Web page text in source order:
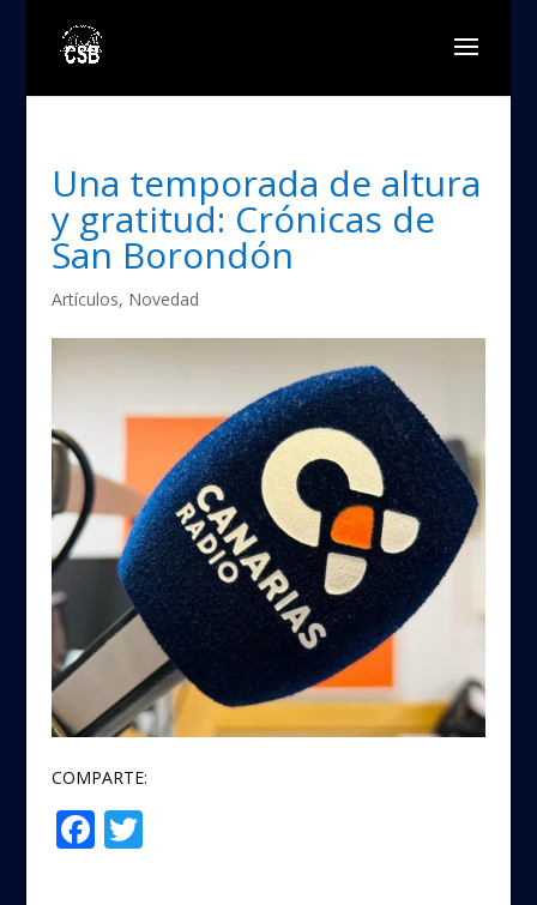
Una temporada de altura
y gratitud: Crónicas de
San Borondón
Artículos, Novedad
COMPARTE:
F T